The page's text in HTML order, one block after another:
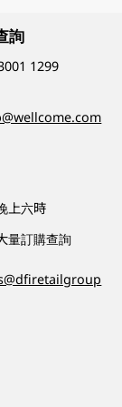
詢
1299
上六時
量訂購查詢